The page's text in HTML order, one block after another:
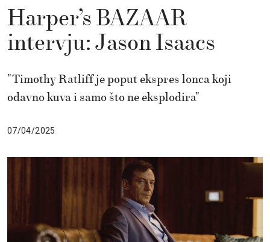
Harper’s BAZAAR
intervju: Jason Isaacs
"Timothy Ratliff je poput ekspres lonca koji
odavno kuva i samo što ne eksplodira"
07/04/2025